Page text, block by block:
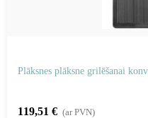
Plāksnes plāksne grilēšanai
119,51 € (ar PVN)